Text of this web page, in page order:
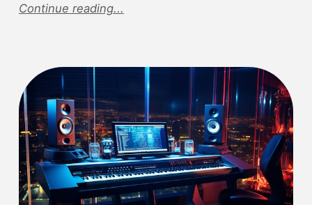
Continue reading...